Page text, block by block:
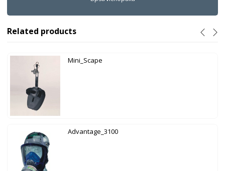
Related products
Mini_Scape
Advantage_3100